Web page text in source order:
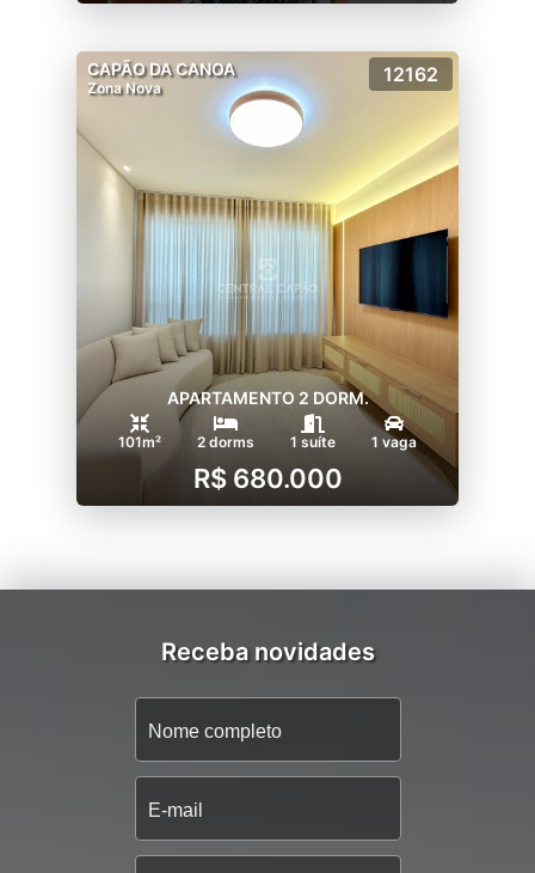
CAPÃO DA CANOA
Zona Nova
12162
APARTAMENTO 2 DORM.
101m² 2 dorms 1 suíte 1 vaga
R$ 680.000
Receba novidades